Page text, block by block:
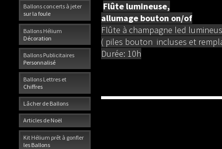
Ballons concerts à jeter
sur la foule
Ballons Hélium
Décoration
Ballons Publicitaires
Personnalisé
Ballons Lettres et
Chiffres
Lâcher de Ballons
Articles de Noël
Kit Hélium prêt à gonfler
les Ballons
Flûte lumineuse,
allumage bouton on/of
Flûte à champagne led
( piles bouton incluses et
Durée: 10h